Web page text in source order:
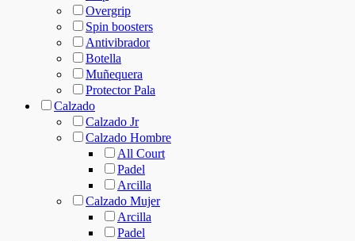
Overgrip
Spin boosters
Antivibrador
Botella
Muñequera
Protector Pala
Calzado
Calzado Jr
Calzado Hombre
All Court
Padel
Arcilla
Calzado Mujer
Arcilla
Padel